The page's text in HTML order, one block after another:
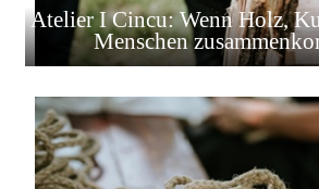
Atelier I Cincu: Wenn Holz,
Menschen